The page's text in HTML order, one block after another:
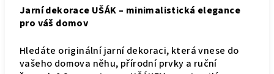
Jarní dekorace UŠÁK – minimalistická elegance
pro váš domov
Hledáte originální jarní dekoraci, která vnese do
vašeho domova něhu, přírodní prvky a ruční